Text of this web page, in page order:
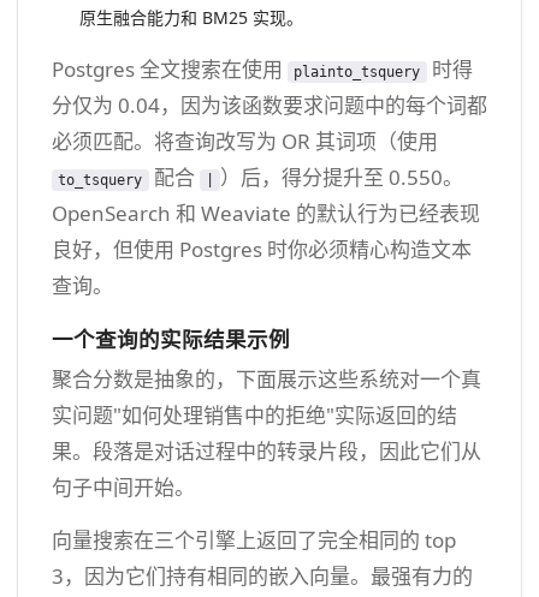
原生融合能力和 BM25 实现。
Postgres 全文搜索在使用 plainto_tsquery
时得
分仅为 0.04，因为该函数要求问题中的每个词都
必须匹配。将查询改写为 OR 其词项（使用
to_tsquery 配合
）后，得分提升至 0.550。
OpenSearch 和 Weaviate 的默认行为已经表现
良好，但使用 Postgres 时你必须精心构造文本
查询。
一个查询的实际结果示例
聚合分数是抽象的，下面展示这些系统对一个真
实问题"如何处理销售中的拒绝"实际返回的结
果。段落是对话过程中的转录片段，因此它们从
句子中间开始。
向量搜索在三个引擎上返回了完全相同的 top
3，因为它们持有相同的嵌入向量。最强有力的